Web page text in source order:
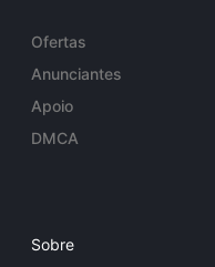
Ofertas
Anunciantes
Apoio
DMCA
Sobre